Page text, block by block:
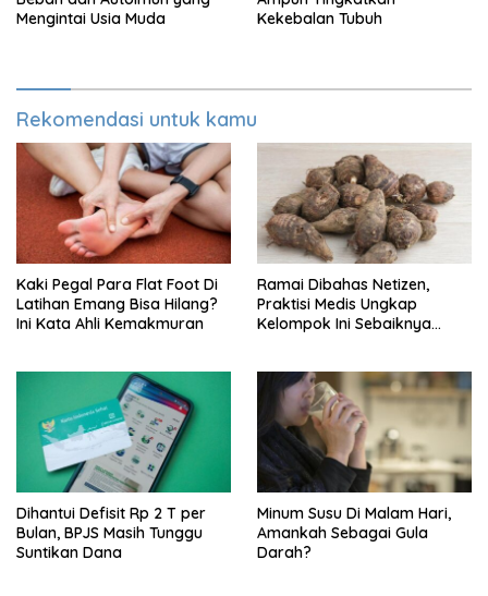
Mengintai Usia Muda
Kekebalan Tubuh
Rekomendasi untuk kamu
Kaki Pegal Para Flat Foot Di
Latihan Emang Bisa Hilang?
Ini Kata Ahli Kemakmuran
Ramai Dibahas Netizen,
Praktisi Medis Ungkap
Kelompok Ini Sebaiknya
Dihantui Defisit Rp 2 T per
Bulan, BPJS Masih Tunggu
Suntikan Dana
Minum Susu Di Malam Hari,
Amankah Sebagai Gula
Darah?